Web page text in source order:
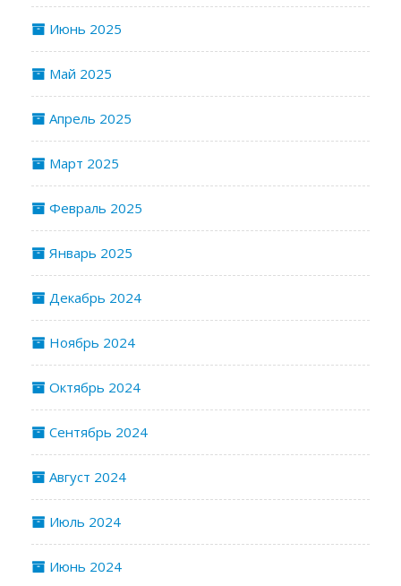
Июнь 2025
Май 2025
Апрель 2025
Март 2025
Февраль 2025
Январь 2025
Декабрь 2024
Ноябрь 2024
Октябрь 2024
Сентябрь 2024
Август 2024
Июль 2024
Июнь 2024